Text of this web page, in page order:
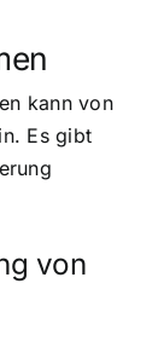
kann von
Es gibt
von